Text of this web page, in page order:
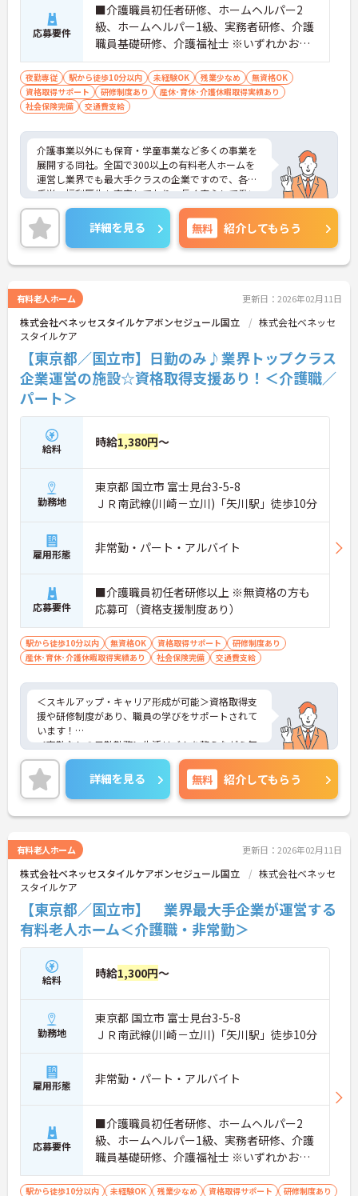
応募要件
■介護職員初任者研修、ホームヘルパー2
級、ホームヘルパー1級、実務者研修、介護
職員基礎研修、介護福祉士 ※いずれかお持
ちの方 ※資格をお持ちでない方も相談可
夜勤専従 駅から徒歩10分以内 未経験OK 残業少なめ
無資格OK
資格取得サポート
研修制度あり
産休･育休･介護休暇取得実績あり
社会保険完備
交通費支給
介護事業以外にも保育・学童事業など多くの事業を
展開する同社。全国で300以上の有料老人ホームを
運営し業界でも最大手クラスの企業ですので、各種
手当、福利厚生も充実しており、長く安心して働い
ていただける環境です。ご興味ある方には、面接対
策ポイントなど、さらに詳細をお話しいたしますの
でお気軽にご相談ください。
詳細を見る 無料 紹介してもらう
有料老人ホーム 更新日：2026年02月11日
株式会社ベネッセスタイルケアボンセジュール国立
株式会社ベネッセ
スタイルケア
【東京都／国立市】日勤のみ♪業界トップクラス
企業運営の施設☆資格取得支援あり！＜介護職／
パート＞
給料 時給1,380円～
勤務地
東京都 国立市 富士見台3-5-8
ＪＲ南武線(川崎－立川)「矢川駅」徒歩10分
雇用形態 非常勤・パート・アルバイト
応募要件
■介護職員初任者研修以上 ※無資格の方も
応募可（資格支援制度あり）
駅から徒歩10分以内 無資格OK 資格取得サポート
研修制度あり
産休･育休･介護休暇取得実績あり
社会保険完備 交通費支給
＜スキルアップ・キャリア形成が可能＞資格取得支
援や研修制度があり、職員の学びをサポートされて
います！
＜夜勤なしの日勤勤務＞生活リズムを整えながら無
理なく働けます。
＜寄り添ったケアの実施＞利用者さまに深く寄り添
ったサービスの提供を目指し、職員の専門性を高め
るような人材育成にも注力されています。
ご興味のある方には、面接対策ポイント等、さらに
詳細を見る 無料 紹介してもらう
有料老人ホーム 更新日：2026年02月11日
株式会社ベネッセスタイルケアボンセジュール国立
株式会社ベネッセ
スタイルケア
【東京都／国立市】 業界最大手企業が運営する
有料老人ホーム＜介護職・非常勤＞
給料 時給1,300円～
勤務地
東京都 国立市 富士見台3-5-8
ＪＲ南武線(川崎－立川)「矢川駅」徒歩10分
雇用形態 非常勤・パート・アルバイト
応募要件
■介護職員初任者研修、ホームヘルパー2
級、ホームヘルパー1級、実務者研修、介護
職員基礎研修、介護福祉士 ※いずれかお持
ちの方 ※資格をお持ちでない方も相談可
駅から徒歩10分以内 未経験OK 残業少なめ 資格取得サポート 研修制度あり